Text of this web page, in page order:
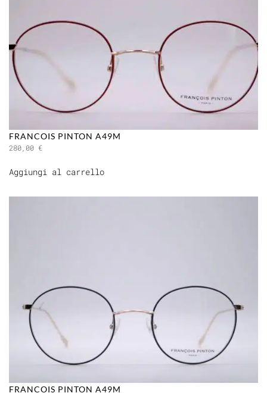
FRANCOIS PINTON A49M
280,00 €
Aggiungi al carrello
FRANCOIS PINTON A49M